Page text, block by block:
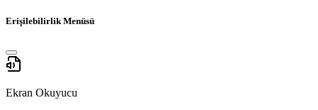
Erişilebilirlik Menüsü
Ekran Okuyucu